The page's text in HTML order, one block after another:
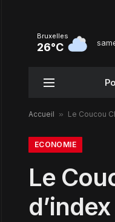
Bruxelles
26°C
Accueil » Le Coucou
ECONOMIE
Le
d’index